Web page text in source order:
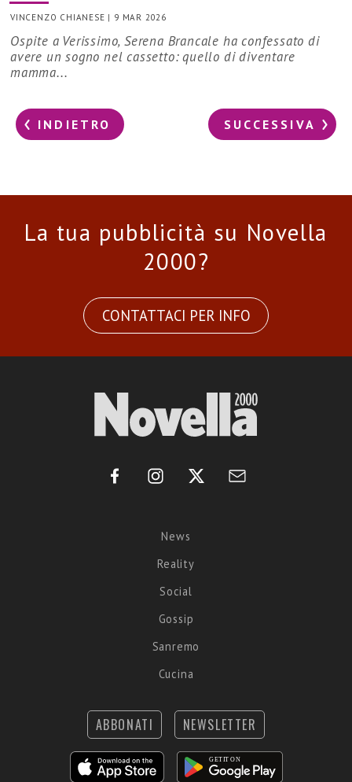
VINCENZO CHIANESE | 9 MAR 2026
Ospite a Verissimo, Serena Brancale ha confessato di
avere un sogno nel cassetto: quello di diventare
mamma...
INDIETRO SUCCESSIVA
La tua pubblicità su Novella
2000?
CONTATTACI PER INFO
News
Reality
Social
Gossip
Sanremo
Cucina
ABBONATI NEWSLETTER